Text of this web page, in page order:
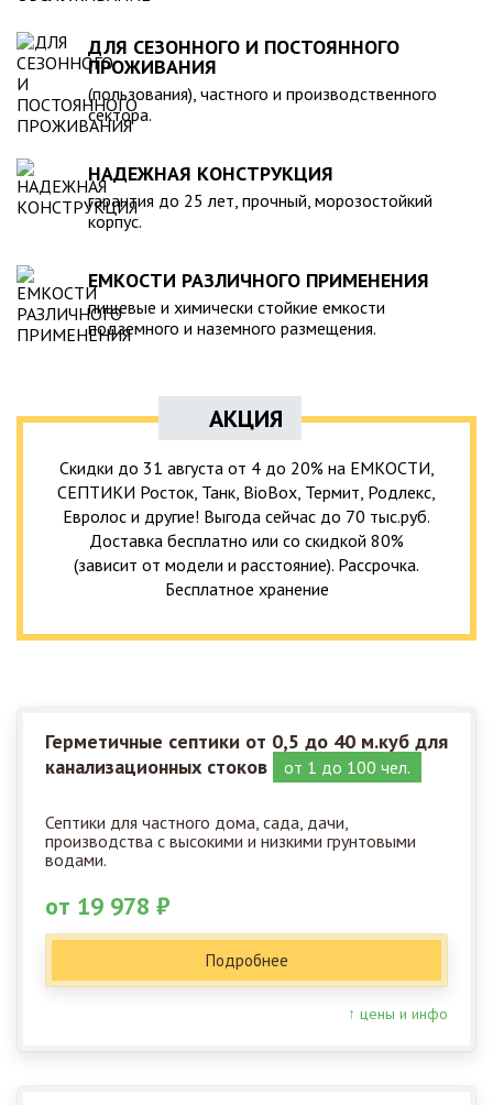
ДЛЯ СЕЗОННОГО И ПОСТОЯННОГО
ПРОЖИВАНИЯ
(пользования), частного и производственного
сектора.
НАДЕЖНАЯ КОНСТРУКЦИЯ
гарантия до 25 лет, прочный, морозостойкий
корпус.
ЕМКОСТИ РАЗЛИЧНОГО ПРИМЕНЕНИЯ
пищевые и химически стойкие емкости
подземного и наземного размещения.
АКЦИЯ
Скидки до 31 августа от 4 до 20% на ЕМКОСТИ,
СЕПТИКИ Росток, Танк, BioBox, Термит, Родлекс,
Евролос и другие! Выгода сейчас до 70 тыс.руб.
Доставка бесплатно или со скидкой 80%
(зависит от модели и расстояние). Рассрочка.
Бесплатное хранение
Герметичные септики от 0,5 до 40 м.куб для
канализационных стоков
от 1 до 100 чел.
Септики для частного дома, сада, дачи,
производства с высокими и низкими грунтовыми
водами.
от 19 978 ₽
Подробнее
↑ цены и инфо